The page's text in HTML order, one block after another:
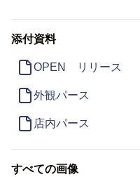
添付資料
OPEN リリース
外観パース
店内パース
すべての画像